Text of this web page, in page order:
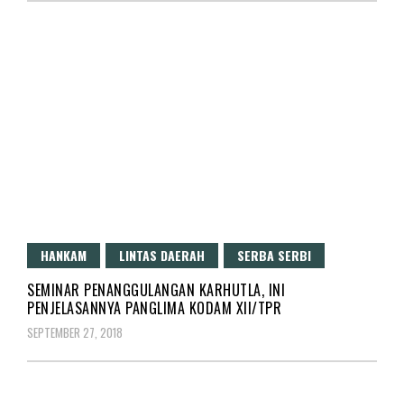
HANKAM LINTAS DAERAH SERBA SERBI
SEMINAR PENANGGULANGAN KARHUTLA, INI
PENJELASANNYA PANGLIMA KODAM XII/TPR
SEPTEMBER 27, 2018